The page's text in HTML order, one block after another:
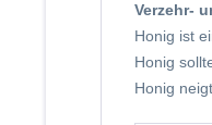
Verzehr-
Honig ist
Honig
Honig